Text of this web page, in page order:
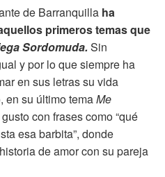
de Barranquilla ha
primeros temas que
Sordomuda. Sin
y por lo que siempre ha
en sus letras su vida
en su último temaMe
con frases como “qué
esa barbita”, donde
de amor con su pareja